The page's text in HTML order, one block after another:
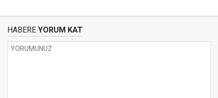
HABERE YORUM KAT